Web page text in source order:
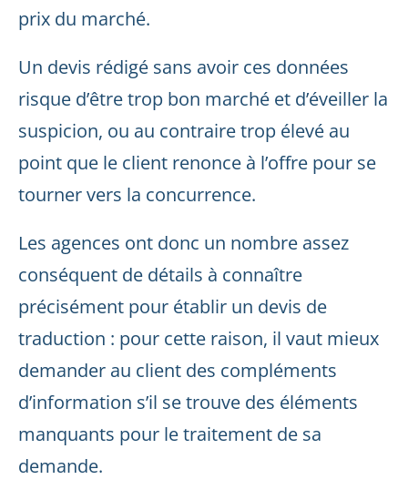
prix du marché.
Un devis rédigé sans avoir ces données
risque d’être trop bon marché et d’éveiller la
suspicion, ou au contraire trop élevé au
point que le client renonce à l’offre pour se
tourner vers la concurrence.
Les agences ont donc un nombre assez
conséquent de détails à connaître
précisément pour établir un devis de
traduction : pour cette raison, il vaut mieux
demander au client des compléments
d’information s’il se trouve des éléments
manquants pour le traitement de sa
demande.